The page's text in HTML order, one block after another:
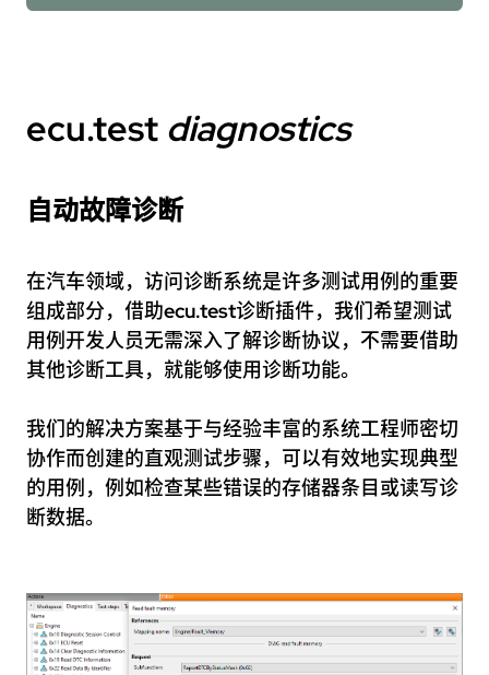
ecu.test diagnostics
自动故障诊断
在汽车领域，访问诊断系统是许多测试用例的重要
组成部分，借助ecu.test诊断插件，我们希望测试
用例开发人员无需深入了解诊断协议，不需要借助
其他诊断工具，就能够使用诊断功能。
我们的解决方案基于与经验丰富的系统工程师密切
协作而创建的直观测试步骤，可以有效地实现典型
的用例，例如检查某些错误的存储器条目或读写诊
断数据。